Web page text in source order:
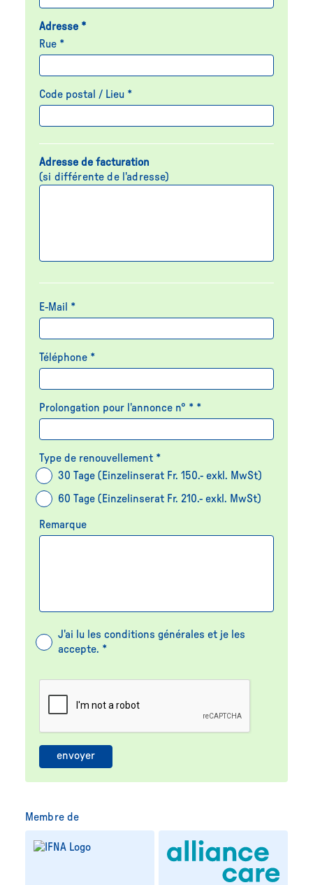
Adresse *
Rue *
Code postal / Lieu *
Adresse de facturation
(si différente de l'adresse)
E-Mail *
Téléphone *
Prolongation pour l'annonce n° * *
Type de renouvellement *
30 Tage (Einzelinserat Fr. 150.- exkl. MwSt)
60 Tage (Einzelinserat Fr. 210.- exkl. MwSt)
Remarque
J'ai lu les conditions générales et je les
accepte. *
Membre de